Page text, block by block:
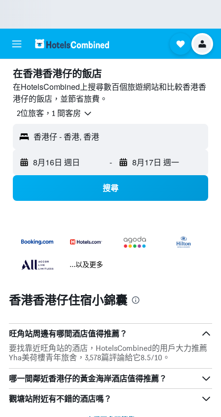
​在香港香港仔​的飯店
在HotelsCombined上搜尋數百個旅遊網站和比較香港香
港仔的飯店，並節省旅費。
2位旅客，1 間客房
香港仔 - 香港, 香港
8月16日 週日 - 8月17日 週一
搜尋
...以及更多
香港香港仔住宿小錦囊
旺角站周邊有哪間酒店值得推薦？
要找靠近旺角站的酒店，HotelsCombined的用戶大力推薦
Yha美荷樓青年旅舍，3,578篇評論給它8.5/10。
哪一間鄰近香港仔的黃金海岸酒店值得推薦？
觀塘站附近有不錯的酒店嗎？